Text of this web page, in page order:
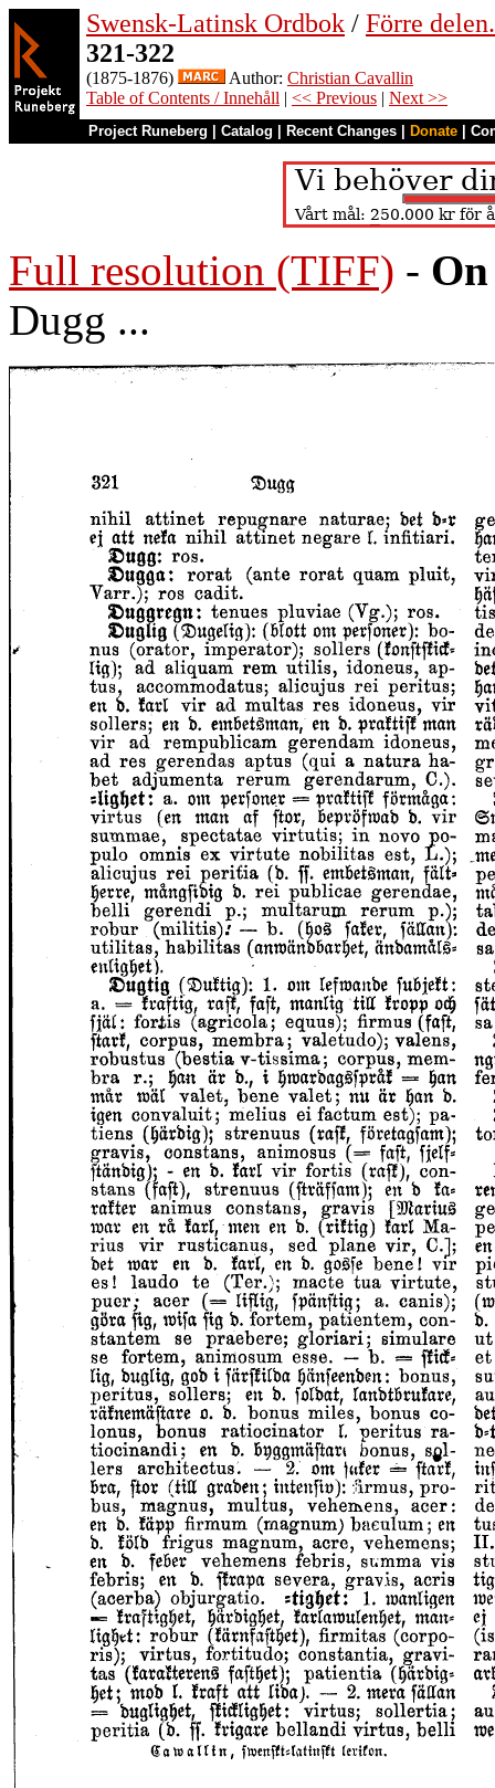
Swensk-Latinsk Ordbok / Förre
321-322
(1875-1876) Author: Christian Cavallin
Table of Contents / Innehåll | << Previous | Next >>
Project Runeberg Catalog Recent Changes Donate
Full resolution (TIFF) -
Dugg ...